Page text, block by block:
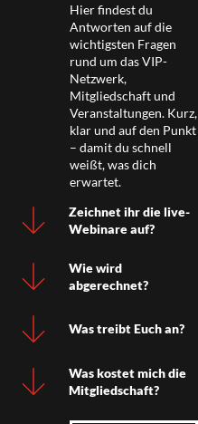
Hier findest du
Antworten auf die
wichtigsten Fragen
rund um das VIP-
Netzwerk,
Mitgliedschaft und
Veranstaltungen. Kurz,
klar und auf den Punkt
– damit du schnell
weißt, was dich
erwartet.
Zeichnet ihr die live-
Webinare auf?
Wie wird
abgerechnet?
Was treibt Euch an?
Was kostet mich die
Mitgliedschaft?